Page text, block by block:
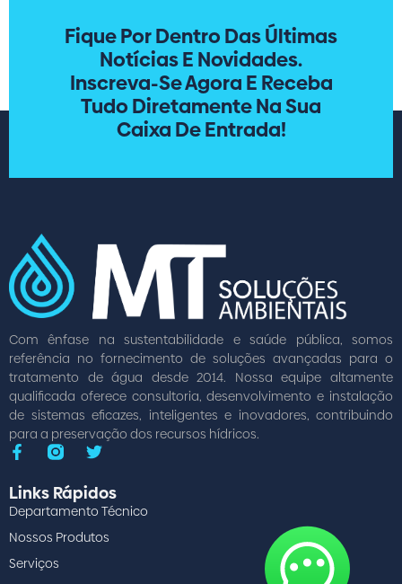
Fique Por Dentro Das Últimas
Notícias E Novidades.
Inscreva-Se Agora E Receba
Tudo Diretamente Na Sua
Caixa De Entrada!
Com ênfase na sustentabilidade e saúde pública, somos
referência no fornecimento de soluções avançadas para o
tratamento de água desde 2014. Nossa equipe altamente
qualificada oferece consultoria, desenvolvimento e instalação
de sistemas eficazes, inteligentes e inovadores, contribuindo
para a preservação dos recursos hídricos.
Links Rápidos
Departamento Técnico
Nossos Produtos
Serviços